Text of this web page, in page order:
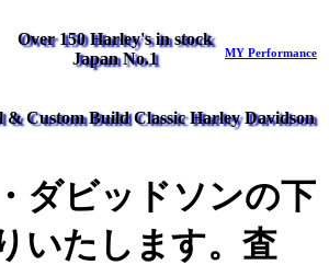
Over 150 Harley's in stock
Japan No.1
MY Performance
& Custom Build Classic Harley Davidson
ダビッドソンの下
いたします。査